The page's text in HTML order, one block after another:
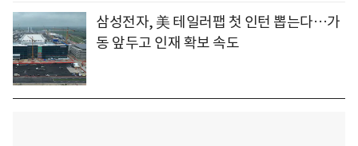
삼성전자, 美 테일러팹 첫 인턴 뽑는다…가
동 앞두고 인재 확보 속도